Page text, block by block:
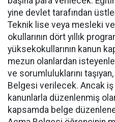
yine devlet tarafından
Teknik lise veya mesleki
okullarının dört yıllık
yüksekokullarının kanun
mezun olanlardan
ve sorumluluklarını
Belgesi verilecek. Ancak iş
kanunlarla düzenlenmiş
kapsamda belge